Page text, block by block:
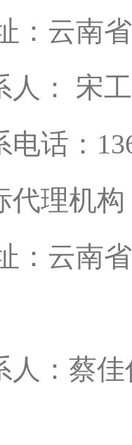
云南省
： 宋工
：
机构
云南省
蔡佳